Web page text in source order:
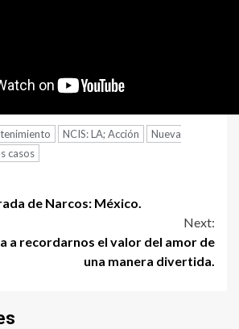
NCIS: LA; Acción
Nueva
casos
de Narcos: México.
Next:
a recordarnos el valor del amor de
una manera divertida.